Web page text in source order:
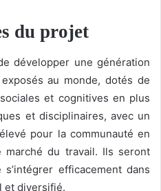
du projet
développer une génération
au monde, dotés de
et cognitives en plus
et disciplinaires, avec un
pour la communauté en
du travail. Ils seront
efficacement dans
et diversifié.